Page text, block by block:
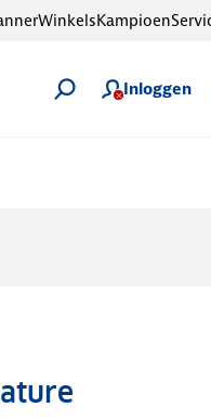
Inloggen
WinkelsKampioen